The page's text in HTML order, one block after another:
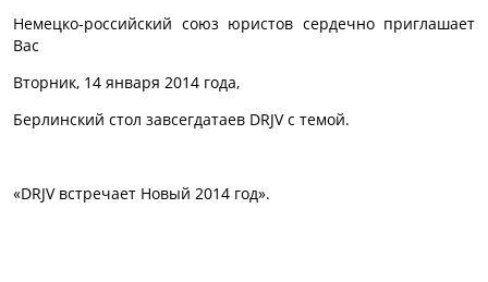
Немецко-российский союз юристов сердечно приглашает
Вас
Вторник, 14 января 2014 года,
Берлинский стол завсегдатаев DRJV с темой.
«DRJV встречает Новый 2014 год».